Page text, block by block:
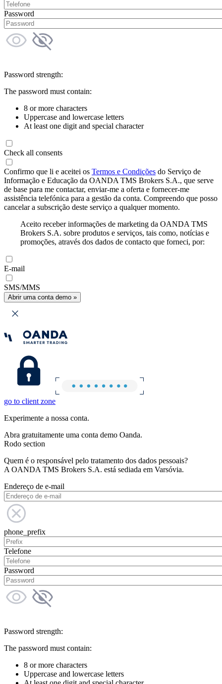
Password
Password strength:
The password must contain:
8 or more characters
Uppercase and lowercase letters
At least one digit and special character
Check all consents
Confirmo que li e aceitei os Termos e Condições do Serviço de
Informação e Educação da OANDA TMS Brokers S.A., que serve
de base para me contactar, enviar-me a oferta e fornecer-me
assistência telefónica para a gestão da conta. Compreendo que posso
cancelar a subscrição deste serviço a qualquer momento.
Aceito receber informações de marketing da OANDA TMS
Brokers S.A. sobre produtos e serviços, tais como, notícias e
promoções, através dos dados de contacto que forneci, por:
E-mail
SMS/MMS
Abrir uma conta demo »
go to client zone
Experimente a nossa conta.
Abra gratuitamente uma conta demo Oanda.
Rodo section
Quem é o responsável pelo tratamento dos dados pessoais?
A OANDA TMS Brokers S.A. está sediada em Varsóvia.
Endereço de e-mail
phone_prefix
Telefone
Password
Password strength:
The password must contain:
8 or more characters
Uppercase and lowercase letters